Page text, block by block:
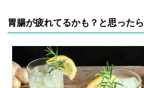
胃腸が疲れてるかも？と思った